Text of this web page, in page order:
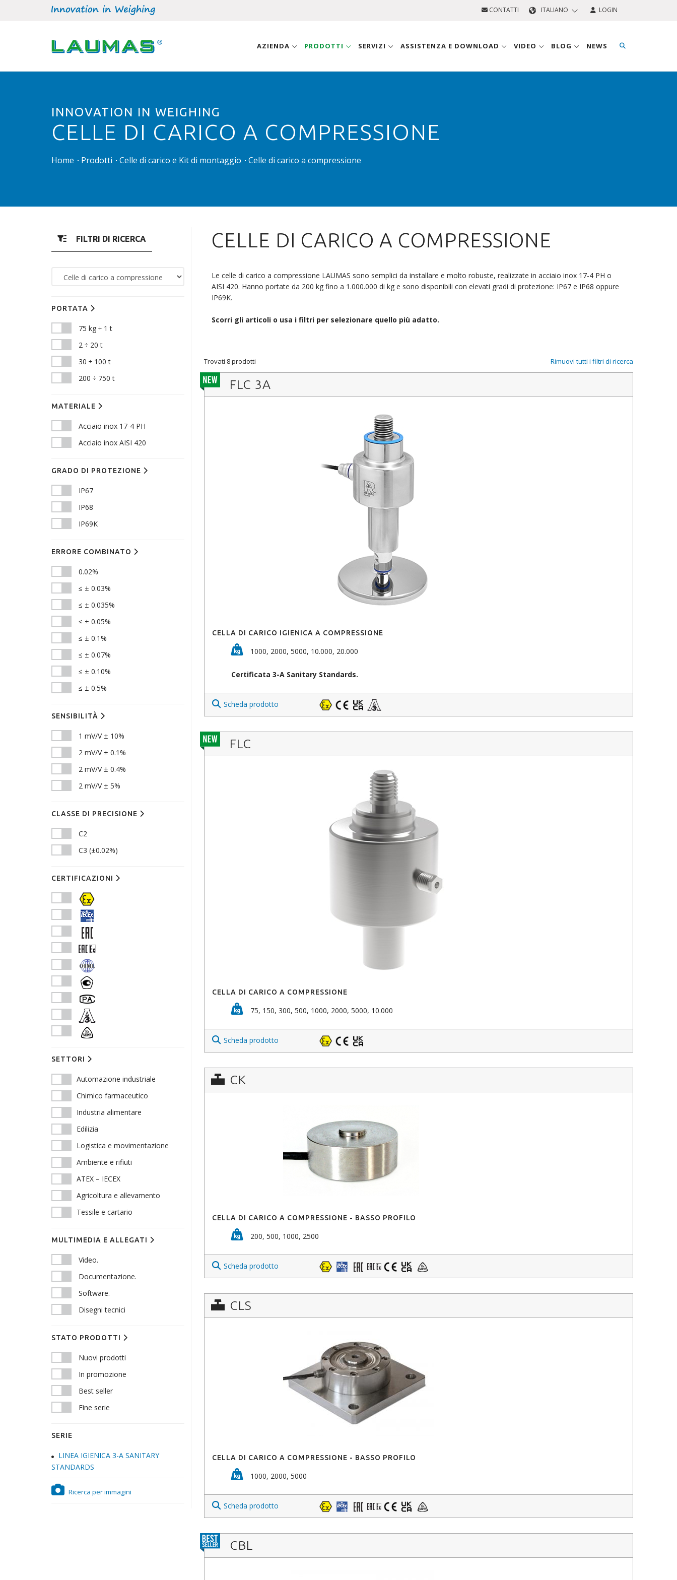
CONTATTI ITALIANO LOGIN
AZIENDA PRODOTTI SERVIZI ASSISTENZA E DOWNLOAD VIDEO BLOG NEWS
INNOVATION IN WEIGHING
CELLE DI CARICO A COMPRESSIONE
Home Prodotti Celle di carico e Kit di montaggio Celle di carico a compressione
FILTRI DI RICERCA
PORTATA
75 kg ÷ 1 t
2 ÷ 20 t
30 ÷ 100 t
200 ÷ 750 t
MATERIALE
Acciaio inox 17-4 PH
Acciaio inox AISI 420
GRADO DI PROTEZIONE
IP67
IP68
IP69K
ERRORE COMBINATO
0.02%
≤ ± 0.03%
≤ ± 0.035%
≤ ± 0.05%
≤ ± 0.1%
≤ ± 0.07%
≤ ± 0.10%
≤ ± 0.5%
SENSIBILITÀ
1 mV/V ± 10%
2 mV/V ± 0.1%
2 mV/V ± 0.4%
2 mV/V ± 5%
CLASSE DI PRECISIONE
C2
C3 (±0.02%)
CERTIFICAZIONI
SETTORI
Automazione industriale
Chimico farmaceutico
Industria alimentare
Edilizia
Logistica e movimentazione
Ambiente e rifiuti
ATEX – IECEX
Agricoltura e allevamento
Tessile e cartario
MULTIMEDIA E ALLEGATI
Video.
Documentazione.
Software.
Disegni tecnici
STATO PRODOTTI
Nuovi prodotti
In promozione
Best seller
Fine serie
SERIE
LINEA IGIENICA 3-A SANITARY
STANDARDS
Ricerca per immagini
CELLE DI CARICO A COMPRESSIONE
Le celle di carico a compressione LAUMAS sono semplici da installare e molto robuste, realizzate in acciaio inox 17-4 PH o
AISI 420. Hanno portate da 200 kg fino a 1.000.000 di kg e sono disponibili con elevati gradi di protezione: IP67 e IP68 oppure
IP69K.
Scorri gli articoli o usa i filtri per selezionare quello più adatto.
Trovati 8 prodotti Rimuovi tutti i filtri di ricerca
FLC 3A
CELLA DI CARICO IGIENICA A COMPRESSIONE
1000, 2000, 5000, 10.000, 20.000
Certificata 3-A Sanitary Standards.
Scheda prodotto
FLC
CELLA DI CARICO A COMPRESSIONE
75, 150, 300, 500, 1000, 2000, 5000, 10.000
Scheda prodotto
CK
CELLA DI CARICO A COMPRESSIONE - BASSO PROFILO
200, 500, 1000, 2500
Scheda prodotto
CLS
CELLA DI CARICO A COMPRESSIONE - BASSO PROFILO
1000, 2000, 5000
Scheda prodotto
CBL